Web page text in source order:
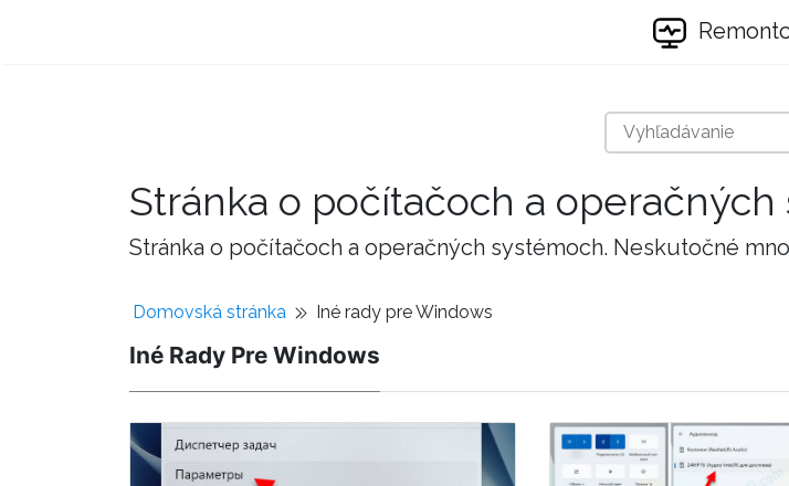
Stránka o počítačoch a
Stránka o počítačoch a operačných systémoch. Neskutočné
Domovská stránka Iné rady pre Windows
Iné Rady Pre Windows